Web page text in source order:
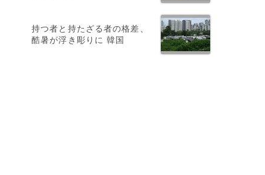
持つ者と持たざる者の格差、
酷暑が浮き彫りに 韓国